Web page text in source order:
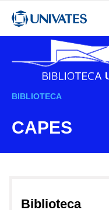
BIBLIOTECA
CAPES
Biblioteca